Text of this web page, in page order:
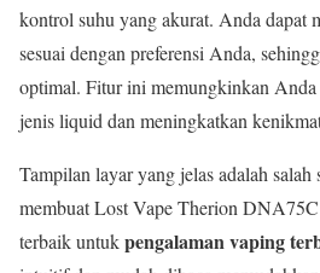
kontrol suhu yang akurat. Anda dapat
sesuai dengan preferensi Anda,
optimal. Fitur ini memungkinkan Anda
jenis liquid dan meningkatkan
Tampilan layar yang jelas adalah
membuat Lost Vape Therion
terbaik untukpengalaman vaping